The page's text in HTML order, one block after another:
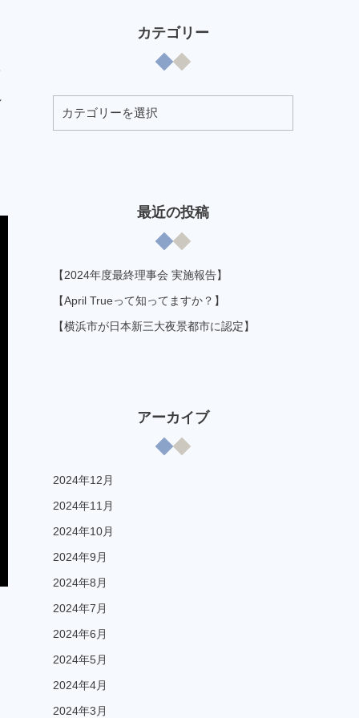
カテゴリー
最近の投稿
【2024年度最終理事会 実施報告】
【April Trueって知ってますか？】
【横浜市が日本新三大夜景都市に認定】
アーカイブ
2024年12月
2024年11月
2024年10月
2024年9月
2024年8月
2024年7月
2024年6月
2024年5月
2024年4月
2024年3月